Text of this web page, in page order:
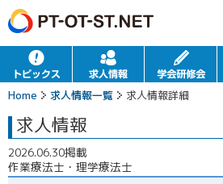
Home 求人情報一覧 求人情報詳細
求人情報
2026.06.30掲載
作業療法士・理学療法士